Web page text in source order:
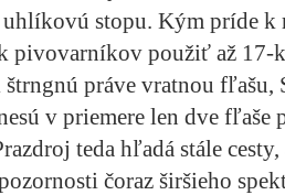
stopu. Kým príde k
pivovarníkov použiť až 17-
práve vratnou fľašu,
v priemere len dve fľaše
teda hľadá stále
čoraz širšieho